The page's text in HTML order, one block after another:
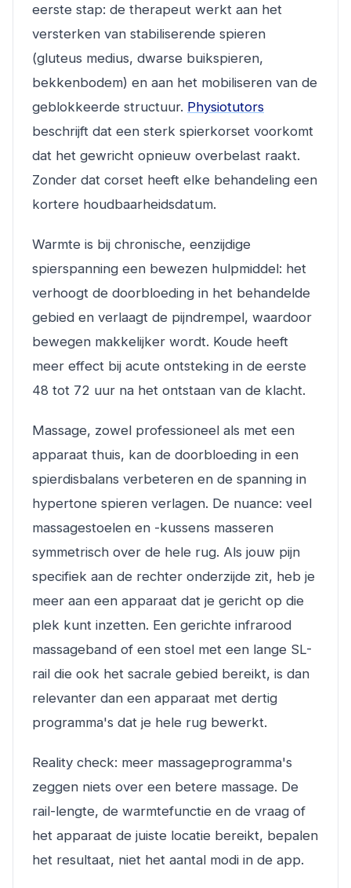
eerste stap: de therapeut werkt aan het
versterken van stabiliserende spieren
(gluteus medius, dwarse buikspieren,
bekkenbodem) en aan het mobiliseren van de
geblokkeerde structuur. Physiotutors
beschrijft dat een sterk spierkorset voorkomt
dat het gewricht opnieuw overbelast raakt.
Zonder dat corset heeft elke behandeling een
kortere houdbaarheidsdatum.
Warmte is bij chronische, eenzijdige
spierspanning een bewezen hulpmiddel: het
verhoogt de doorbloeding in het behandelde
gebied en verlaagt de pijndrempel, waardoor
bewegen makkelijker wordt. Koude heeft
meer effect bij acute ontsteking in de eerste
48 tot 72 uur na het ontstaan van de klacht.
Massage, zowel professioneel als met een
apparaat thuis, kan de doorbloeding in een
spierdisbalans verbeteren en de spanning in
hypertone spieren verlagen. De nuance: veel
massagestoelen en -kussens masseren
symmetrisch over de hele rug. Als jouw pijn
specifiek aan de rechter onderzijde zit, heb je
meer aan een apparaat dat je gericht op die
plek kunt inzetten. Een gerichte infrarood
massageband of een stoel met een lange SL-
rail die ook het sacrale gebied bereikt, is dan
relevanter dan een apparaat met dertig
programma's dat je hele rug bewerkt.
Reality check: meer massageprogramma's
zeggen niets over een betere massage. De
rail-lengte, de warmtefunctie en de vraag of
het apparaat de juiste locatie bereikt, bepalen
het resultaat, niet het aantal modi in de app.